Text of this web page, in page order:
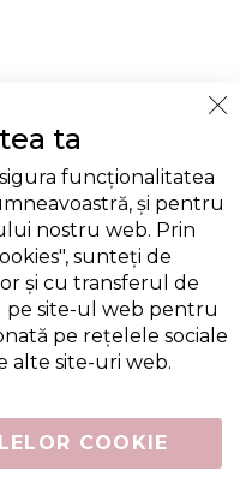
ta
funcționalitatea
și pentru
nostru web. Prin
sunteți de
și cu transferul de
site-ul web pentru
pe rețelele sociale
alte site-uri web.
COOKIE